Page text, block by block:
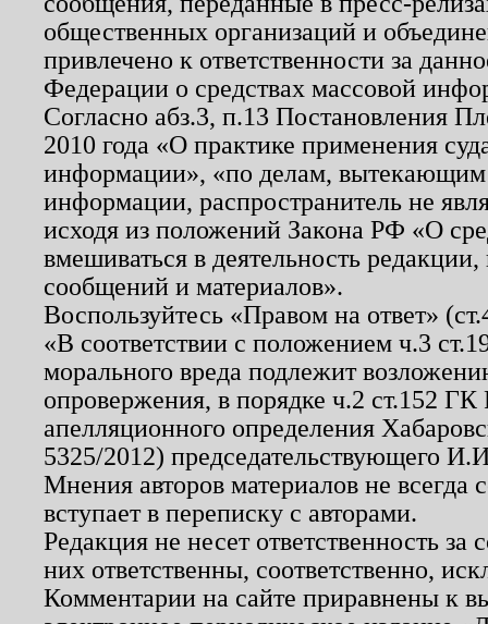
общественных организаций и
привлечено к ответственности за
Федерации о средствах массовой
Согласно абз.3, п.13 Постановления
2010 года «О практике применения
информации», «по делам, вытекающим
информации, распространитель не
исходя из положений Закона РФ «О
вмешиваться в деятельность
сообщений и материалов».
Воспользуйтесь «Правом на ответ»
«В соответствии с положением ч.3
морального вреда подлежит
опровержения, в порядке ч.2 ст.152
апелляционного определения
5325/2012) председательствующего
Мнения авторов материалов не
вступает в переписку с авторами.
Редакция не несет ответственность
них ответственны, соответственно,
Комментарии на сайте приравнены к